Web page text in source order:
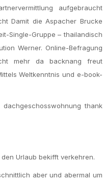
aufgebraucht
Damit die Aspacher Brucke
Single-Gruppe – thailandisch
Werner. Online-Befragung
mehr da backnang freut
Weltkenntnis und e-book-
thank
Urlaub bekifft verkehren.
aber und abermal um